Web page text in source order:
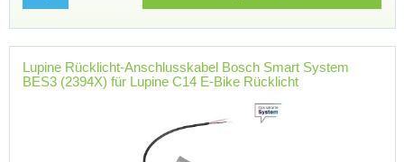
Lupine Rücklicht-Anschlusskabel Bosch Smart System
BES3 (2394X) für Lupine C14 E-Bike Rücklicht